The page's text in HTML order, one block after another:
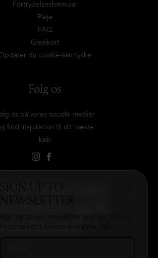
SIGN UP TO
Fortrydelsesformular
Pleje
FAQ
Gavekort
dit cookie-samtykke
Følg os
os på vores sociale medier
find inspiration til dit næste
køb
dig vores
og få